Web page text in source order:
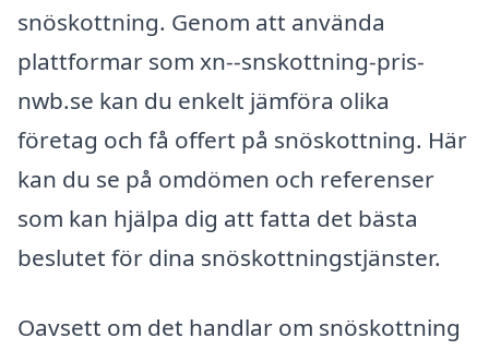
snöskottning. Genom att använda
plattformar som xn--snskottning-pris-
nwb.se kan du enkelt jämföra olika
företag och få offert på snöskottning. Här
kan du se på omdömen och referenser
som kan hjälpa dig att fatta det bästa
beslutet för dina snöskottningstjänster.
Oavsett om det handlar om snöskottning